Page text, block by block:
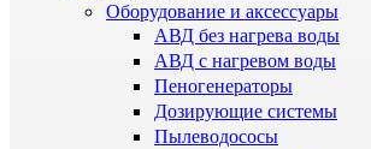
Оборудование и аксессуары
АВД без нагрева воды
АВД с нагревом воды
Пеногенераторы
Дозирующие системы
Пылеводососы